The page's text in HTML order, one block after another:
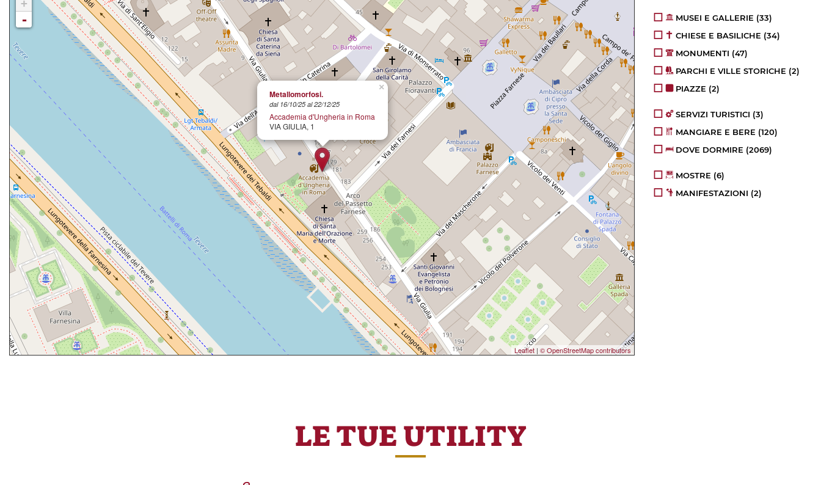
×
Metallomorfosi.
dal 16/10/25 al 22/12/25
Accademia d'Ungheria in Roma
VIA GIULIA, 1
+
-
Leaflet | © OpenStreetMap contributors
MUSEI E GALLERIE (33)
CHIESE E BASILICHE (34)
MONUMENTI (47)
PARCHI E VILLE STORICHE (2)
PIAZZE (2)
SERVIZI TURISTICI (3)
MANGIARE E BERE (120)
DOVE DORMIRE (2069)
MOSTRE (6)
MANIFESTAZIONI (2)
LE TUE UTILITY